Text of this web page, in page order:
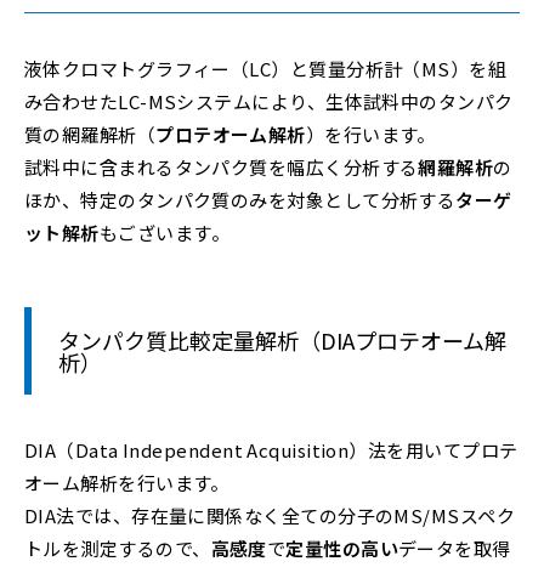
液体クロマトグラフィー（LC）と質量分析計（MS）を組
み合わせたLC-MSシステムにより、生体試料中のタンパク
質の網羅解析（プロテオーム解析）を行います。
試料中に含まれるタンパク質を幅広く分析する網羅解析の
ほか、特定のタンパク質のみを対象として分析するターゲ
ット解析もございます。
タンパク質比較定量解析（DIAプロテオーム解
析）
DIA（Data Independent Acquisition）法を用いてプロテ
オーム解析を行います。
DIA法では、存在量に関係なく全ての分子のMS/MSスペク
トルを測定するので、 高感度で定量性の高いデータを取得